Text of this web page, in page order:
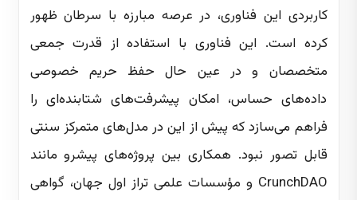
کاربردی این فناوری، در عرصه مبارزه با سرطان ظهور
کرده است. این فناوری با استفاده از قدرت جمعی
متخصصان و در عین حال حفظ حریم خصوصی
داده‌های حساس، امکان پیشرفت‌های شتابنده‌ای را
فراهم می‌سازد که پیش از این در مدل‌های متمرکز سنتی
قابل تصور نبود. همکاری بین پروژه‌های پیشرو مانند
CrunchDAO و مؤسسات علمی تراز اول جهان، گواهی